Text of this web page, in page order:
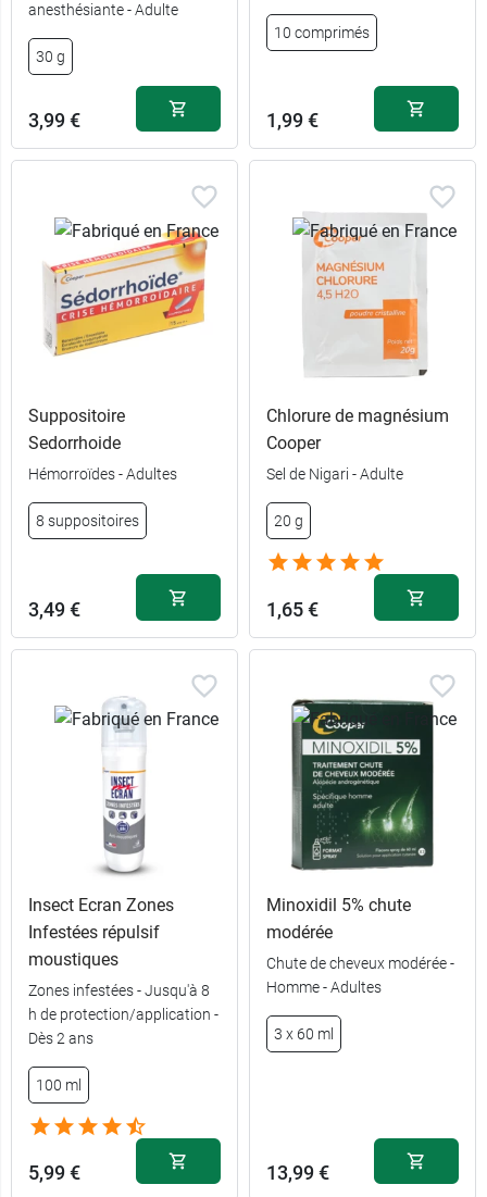
anesthésiante - Adulte
30 g
3,99 €
10 comprimés
1,99 €
Suppositoire
Sedorrhoide
Hémorroïdes - Adultes
8 suppositoires
3,49 €
Chlorure de magnésium
Cooper
Sel de Nigari - Adulte
20 g
1,65 €
Insect Ecran Zones
Infestées répulsif
moustiques
Zones infestées - Jusqu'à 8
h de protection/application -
Dès 2 ans
100 ml
5,99 €
Minoxidil 5% chute
modérée
Chute de cheveux modérée -
Homme - Adultes
3 x 60 ml
13,99 €